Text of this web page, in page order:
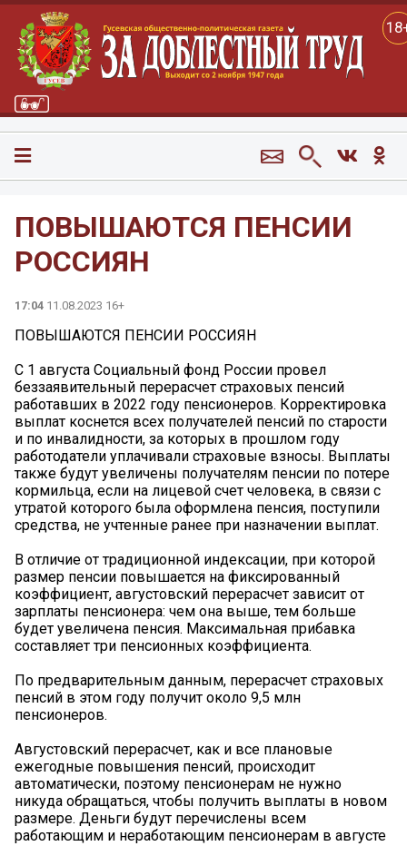
ПОВЫШАЮТСЯ ПЕНСИИ
РОССИЯН
17:04 11.08.2023 16+
ПОВЫШАЮТСЯ ПЕНСИИ РОССИЯН
С 1 августа Социальный фонд России провел
беззаявительный перерасчет страховых пенсий
работавших в 2022 году пенсионеров. Корректировка
выплат коснется всех получателей пенсий по старости
и по инвалидности, за которых в прошлом году
работодатели уплачивали страховые взносы. Выплаты
также будут увеличены получателям пенсии по потере
кормильца, если на лицевой счет человека, в связи с
утратой которого была оформлена пенсия, поступили
средства, не учтенные ранее при назначении выплат.
В отличие от традиционной индексации, при которой
размер пенсии повышается на фиксированный
коэффициент, августовский перерасчет зависит от
зарплаты пенсионера: чем она выше, тем больше
будет увеличена пенсия. Максимальная прибавка
составляет три пенсионных коэффициента.
По предварительным данным, перерасчет страховых
пенсий в этом году получит около 9,5 млн
пенсионеров.
Августовский перерасчет, как и все плановые
ежегодные повышения пенсий, происходит
автоматически, поэтому пенсионерам не нужно
никуда обращаться, чтобы получить выплаты в новом
размере. Деньги будут перечислены всем
работающим и неработающим пенсионерам в августе